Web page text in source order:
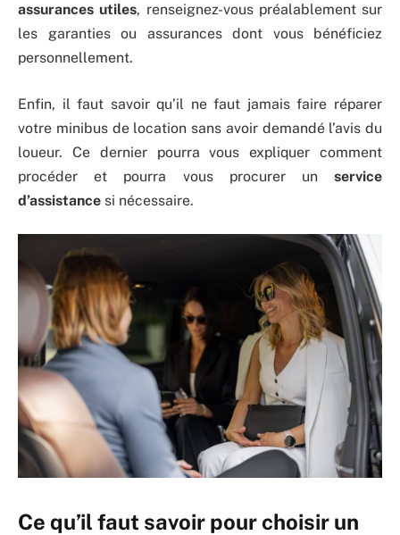
assurances utiles, renseignez-vous préalablement sur
les garanties ou assurances dont vous bénéficiez
personnellement.
Enfin, il faut savoir qu’il ne faut jamais faire réparer
votre minibus de location sans avoir demandé l’avis du
loueur. Ce dernier pourra vous expliquer comment
procéder et pourra vous procurer un service
d’assistance si nécessaire.
Ce qu’il faut savoir pour choisir un